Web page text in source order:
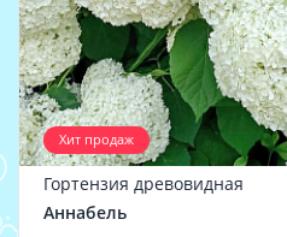
Хит продаж
Гортензия древовидная
Аннабель